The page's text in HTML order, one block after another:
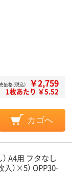
価格（税込） ￥2,759
1枚あたり ￥5.52
カゴへ
A4用 フタなし
入）×5） OPP30-